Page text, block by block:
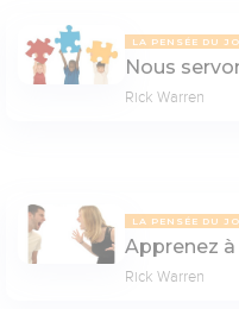
LA PENSÉE DU
Nous
Rick Warren
LA PENSÉE DU
Apprenez
Rick Warren